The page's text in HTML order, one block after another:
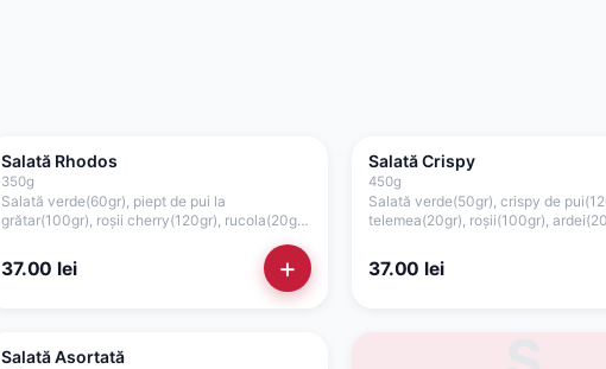
Salată Rhodos
350g
Salată verde(60gr), piept de pui la
grătar(100gr), roșii cherry(120gr), rucola(20gr),
casei(30gr)
37.00 lei +
Salată Crispy
450g
Salată verde(50gr), crispy de
telemea(20gr), roșii(100gr),
37.00 lei
Salată Asortată